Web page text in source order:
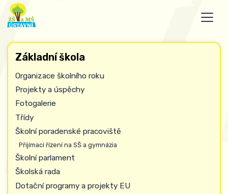
Základní škola
Organizace školního roku
Projekty a úspěchy
Fotogalerie
Třídy
Školní poradenské pracoviště
Přijímací řízení na SŠ a gymnázia
Školní parlament
Školská rada
Dotační programy a projekty EU